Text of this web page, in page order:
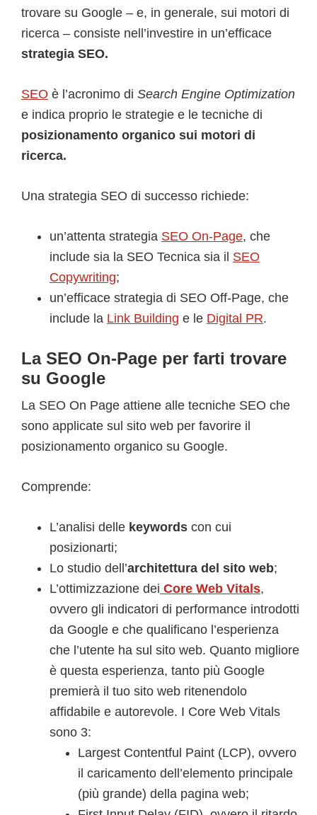
trovare su Google – e, in generale, sui motori di
ricerca – consiste nell’investire in un’efficace
strategia SEO.
SEO è l’acronimo di Search Engine Optimization
e indica proprio le strategie e le tecniche di
posizionamento organico sui motori di
ricerca.
Una strategia SEO di successo richiede:
un’attenta strategia SEO On-Page, che
include sia la SEO Tecnica sia il SEO
Copywriting;
un’efficace strategia di SEO Off-Page, che
include la Link Building e le Digital PR.
La SEO On-Page per farti trovare
su Google
La SEO On Page attiene alle tecniche SEO che
sono applicate sul sito web per favorire il
posizionamento organico su Google.
Comprende:
L’analisi delle keywords con cui
posizionarti;
Lo studio dell’architettura del sito web;
L’ottimizzazione dei Core Web Vitals,
ovvero gli indicatori di performance introdotti
da Google e che qualificano l’esperienza
che l’utente ha sul sito web. Quanto migliore
è questa esperienza, tanto più Google
premierà il tuo sito web ritenendolo
affidabile e autorevole. I Core Web Vitals
sono 3:
Largest Contentful Paint (LCP), ovvero
il caricamento dell’elemento principale
(più grande) della pagina web;